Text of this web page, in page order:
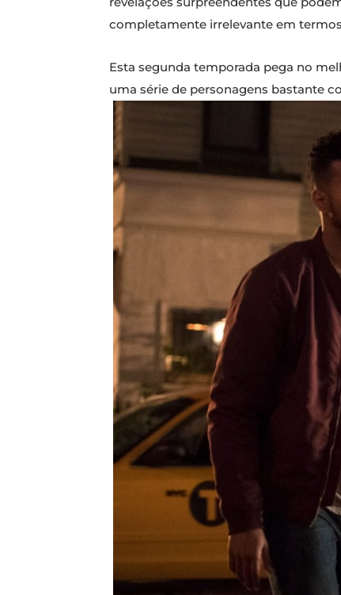
completamente irrelevante em
Esta segunda temporada pega no
uma série de personagens bastante